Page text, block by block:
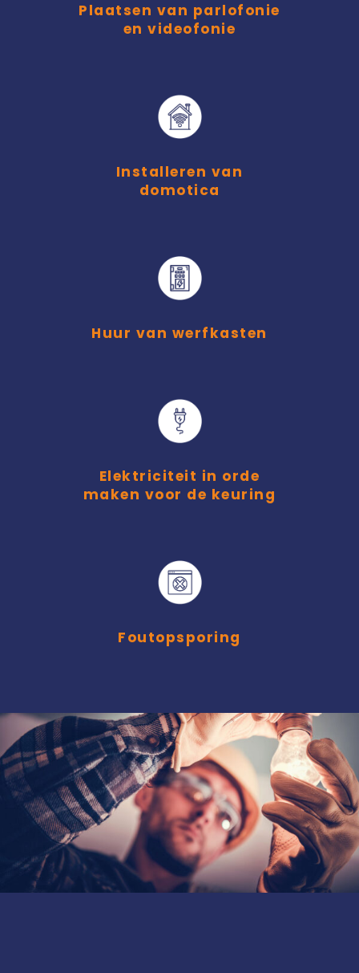
Plaatsen van parlofonie
en videofonie
Installeren van
domotica
Huur van werfkasten
Elektriciteit in orde
maken voor de keuring
Foutopsporing